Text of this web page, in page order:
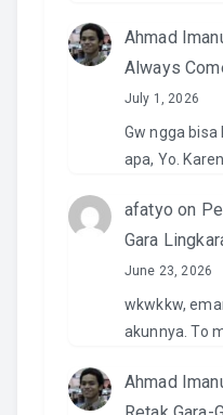
Ahmad
Always
July 1, 2026
Gw ngga
apa, Yo.
afatyo on
Gara
June 23, 2026
wkwkkw,
akunnya. To
Ahmad